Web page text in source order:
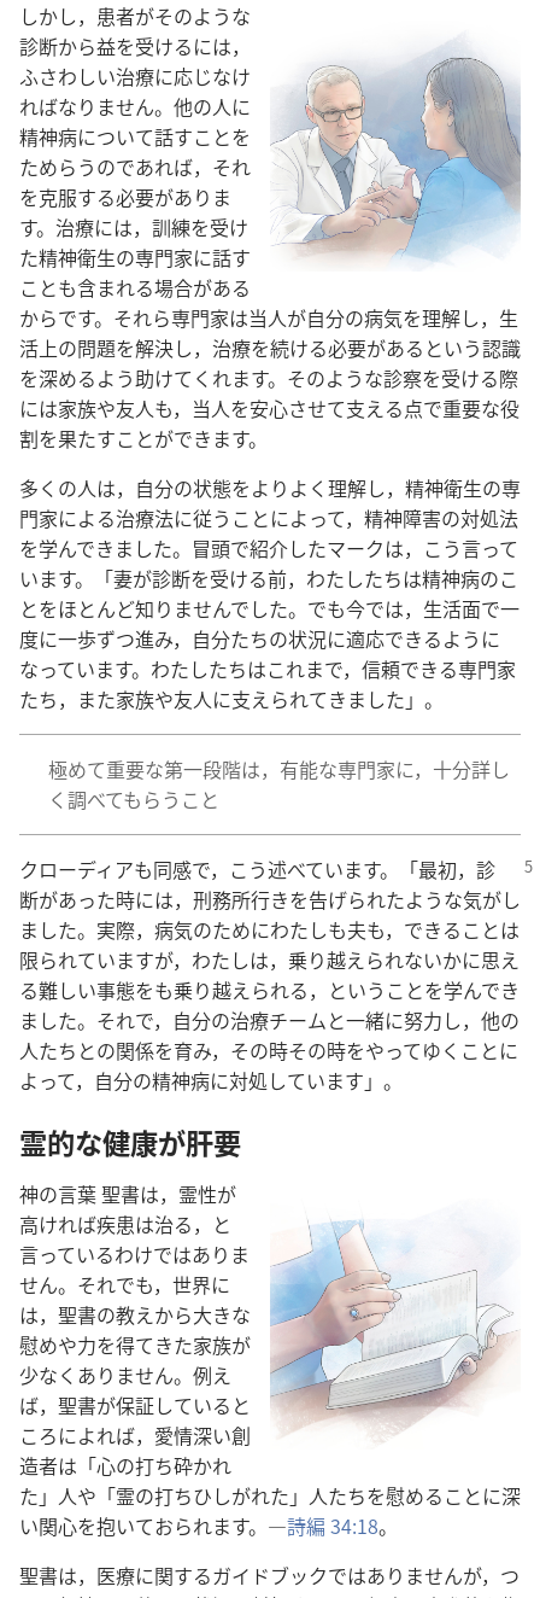
しかし，患者​が​その​よう​な​
診断​から​益​を​受ける​に​は，
ふさわしい​治療​に​応じ​なけ
れ​ば​なり​ませ​ん。他​の​人​に​
精神​病​に​つい​て​話す​こと​を​
ためらう​の​で​あれ​ば，それ​
を​克服​する​必要​が​あり​ま
す。治療​に​は，訓練​を​受け​
た​精神​衛生​の​専門​家​に​話す​
こと​も​含ま​れる​場合​が​ある​
から​です。それら​専門​家​は​当人​が​自分​の​病気​を​理解​し，生
活​上​の​問題​を​解決​し，治療​を​続ける​必要​が​ある​と​いう​認識​
を​深める​よう​助け​て​くれ​ます。その​よう​な​診察​を​受ける​際​
に​は​家族​や​友人​も，当人​を​安心​さ​せ​て​支える​点​で​重要​な​役
割​を​果たす​こと​が​でき​ます。
多く​の​人​は，自分​の​状態​を​より​よく​理解​し，精神​衛生​の​専
門​家​に​よる​治療​法​に​従う​こと​に​よっ​て，精神​障害​の​対処​法​
を​学ん​で​き​まし​た。冒頭​で​紹介​し​た​マーク​は，こう​言っ​て​
い​ます。「妻​が​診断​を​受ける​前，わたしたち​は​精神​病​の​こ
と​を​ほとんど​知り​ませ​ん​でし​た。でも​今​で​は，生活​面​で​一
度​に​一歩​ずつ​進み，自分​たち​の​状況​に​適応​できる​よう​に​
なっ​て​い​ます。わたしたち​は​これ​まで，信頼​できる​専門​家​
たち，また​家族​や​友人​に​支え​られ​て​き​まし​た」。
極めて​重要​な​第​一​段階​は，有能​な​専門​家​に，十分​詳し
く​調べ​て​もらう​こと
クローディア​も​同感​で，こう​述べ​て​い​ます。「最初，診
断​が​あっ​た​時​に​は，刑務​所​行き​を​告げ​られ​た​よう​な​気​が​し​
まし​た。実際，病気​の​ため​に​わたし​も​夫​も，できる​こと​は​
限ら​れ​て​い​ます​が，わたし​は，乗り越え​られ​ない​か​に​思え
る​難しい​事態​を​も​乗り越え​られる，と​いう​こと​を​学ん​で​き​
まし​た。それで，自分​の​治療​チーム​と​一緒​に​努力​し，他​の​
人​たち​と​の​関係​を​育み，その​時​その​時​を​やっ​て​ゆく​こと​に​
よっ​て，自分​の​精神​病​に​対処​し​て​い​ます」。
霊的​な​健康​が​肝要
神​の​言葉 聖書​は，霊性​が​
高けれ​ば​疾患​は​治る，と​
言っ​て​いる​わけ​で​は​あり​ま
せ​ん。それでも，世界​に​
は，聖書​の​教え​から​大きな​
慰め​や​力​を​得​て​き​た​家族​が​
少なく​あり​ませ​ん。例え
ば，聖書​が​保証​し​て​いる​と
ころ​に​よれ​ば，愛情​深い​創
造​者​は「心​の​打ち砕か​れ​
た」人​や「霊​の​打ちひしが​れ​た」人​たち​を​慰める​こと​に​深
い​関心​を​抱い​て​おら​れ​ます。―詩編 34:18。
聖書​は，医療​に​関する​ガイドブック​で​は​あり​ませ​ん​が，つ